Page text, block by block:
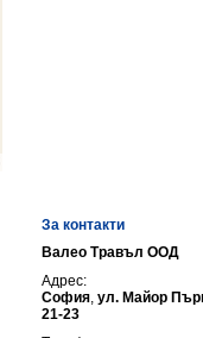
За контакти
Валео Травъл ООД
Адрес:
София, ул. Майор
21-23